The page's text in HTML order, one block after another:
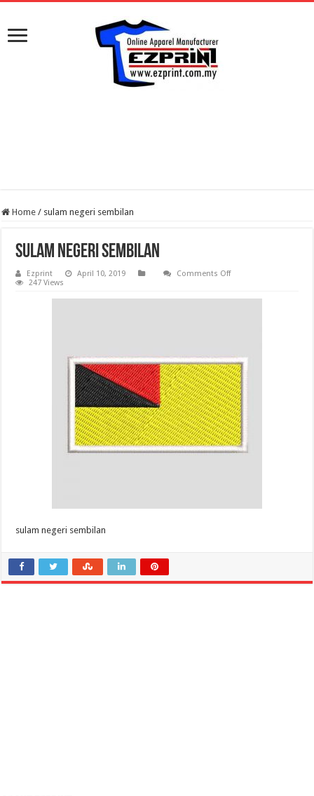
Home / sulam negeri sembilan
sulam negeri sembilan
Ezprint April 10, 2019 Comments Offon
sembilan
247 Views
sulam negeri sembilan